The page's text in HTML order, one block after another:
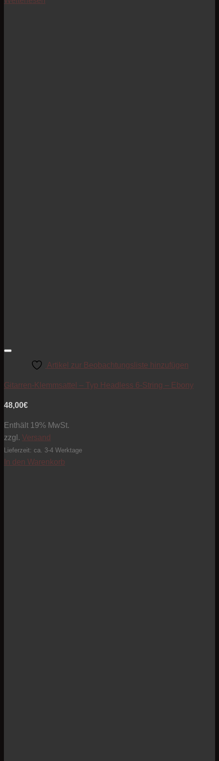
Artikel zur Beobachtungsliste hinzufügen
Gitarren-Klemmsattel – Typ Headless 6-String – Ebony
48,00€
Enthält 19% MwSt.
zzgl. Versand
Lieferzeit: ca. 3-4 Werktage
In den Warenkorb